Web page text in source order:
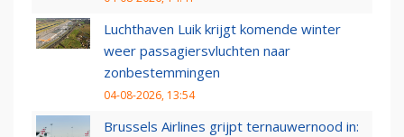
Luchthaven Luik krijgt komende winter
weer passagiersvluchten naar
zonbestemmingen
04-08-2026, 13:54
Brussels Airlines grijpt ternauwernood in: